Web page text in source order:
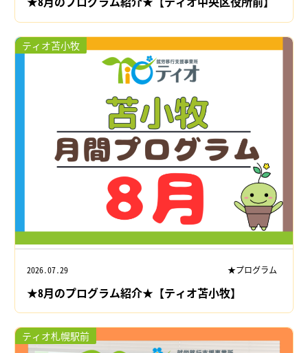
ティオ苫小牧
2026.07.29 ★プログラム
★8月のプログラム紹介★【ティオ苫小牧】
ティオ札幌駅前